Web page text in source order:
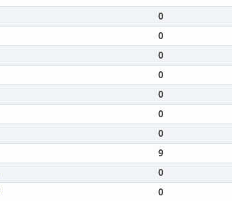
0
0
0
0
0
0
0
9
0
0